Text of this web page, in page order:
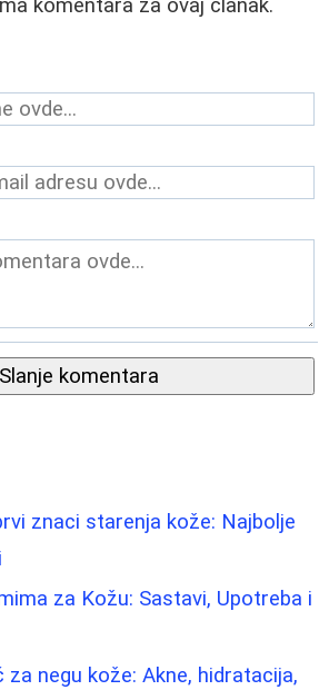
komentara za ovaj članak.
Slanje komentara
znaci starenja kože: Najbolje
za Kožu: Sastavi, Upotreba i
za negu kože: Akne, hidratacija,